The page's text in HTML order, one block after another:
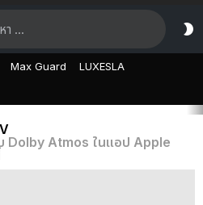
Max Guard LUXESLA
Dolby Atmos ในแอป Apple